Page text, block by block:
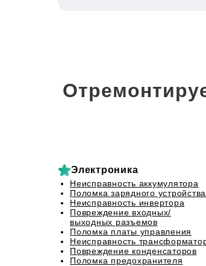
Электроника
Неисправность аккумулятора
Поломка зарядного устройства
Неисправность инвертора
Повреждение входных/
выходных разъемов
Поломка платы управления
Неисправность
Повреждение конденсаторов
Поломка предохранителя